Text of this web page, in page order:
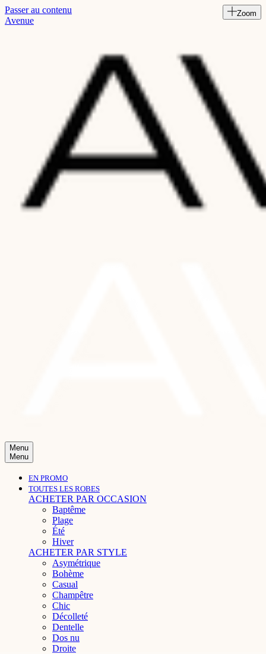
Read
Passer au contenu
Avenue
Menu
Menu
EN PROMO
TOUTES LES ROBES
ACHETER PAR OCCASION
Baptême
Plage
Été
Hiver
ACHETER PAR STYLE
Asymétrique
Bohème
Casual
Champêtre
Chic
Décolleté
Dentelle
Dos nu
Droite
Zoom